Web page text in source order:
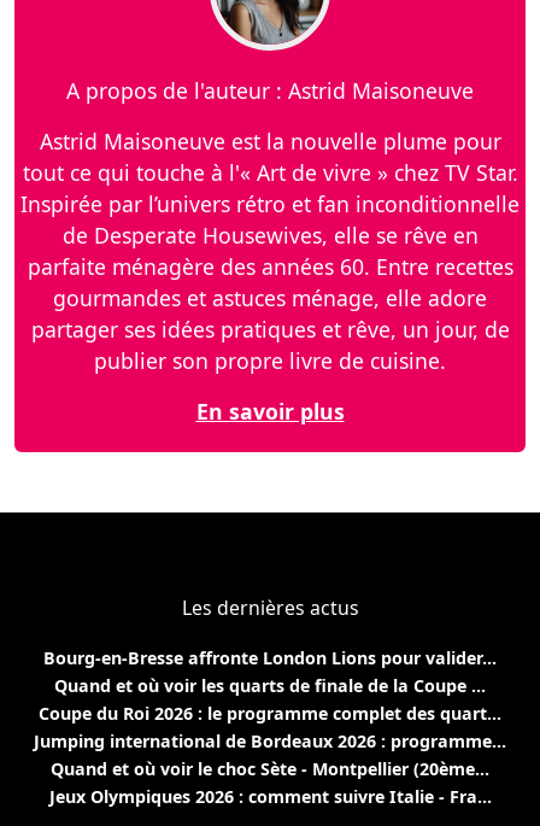
A propos de l'auteur : Astrid Maisoneuve
Astrid Maisoneuve est la nouvelle plume pour
tout ce qui touche à l'« Art de vivre » chez TV Star.
Inspirée par l’univers rétro et fan inconditionnelle
de Desperate Housewives, elle se rêve en
parfaite ménagère des années 60. Entre recettes
gourmandes et astuces ménage, elle adore
partager ses idées pratiques et rêve, un jour, de
publier son propre livre de cuisine.
En savoir plus
Les dernières actus
Bourg-en-Bresse affronte London Lions pour valider...
Quand et où voir les quarts de finale de la Coupe ...
Coupe du Roi 2026 : le programme complet des quart...
Jumping international de Bordeaux 2026 : programme...
Quand et où voir le choc Sète - Montpellier (20ème...
Jeux Olympiques 2026 : comment suivre Italie - Fra...